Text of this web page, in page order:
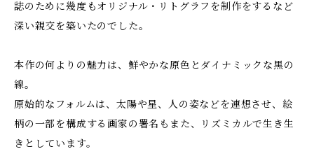
誌のために幾度もオリジナル・リトグラフを制作をするなど
深い親交を築いたのでした。
本作の何よりの魅力は、鮮やかな原色とダイナミックな黒の
線。
原始的なフォルムは、太陽や星、人の姿などを連想させ、絵
柄の一部を構成する画家の署名もまた、リズミカルで生き生
きとしています。